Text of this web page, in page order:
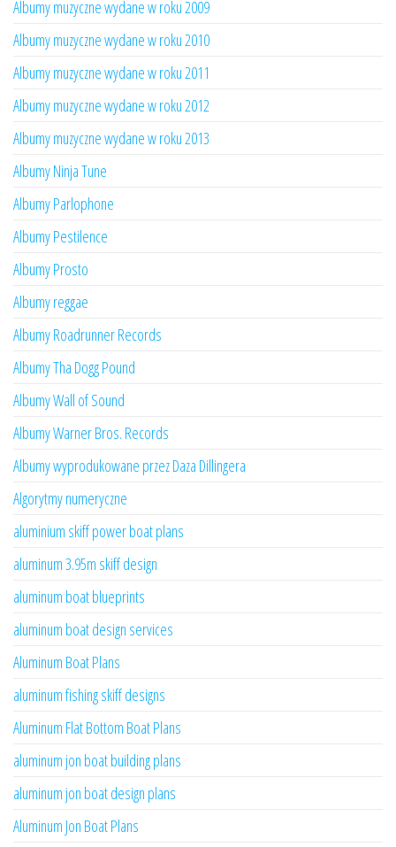
Albumy muzyczne wydane w roku 2009
Albumy muzyczne wydane w roku 2010
Albumy muzyczne wydane w roku 2011
Albumy muzyczne wydane w roku 2012
Albumy muzyczne wydane w roku 2013
Albumy Ninja Tune
Albumy Parlophone
Albumy Pestilence
Albumy Prosto
Albumy reggae
Albumy Roadrunner Records
Albumy Tha Dogg Pound
Albumy Wall of Sound
Albumy Warner Bros. Records
Albumy wyprodukowane przez Daza Dillingera
Algorytmy numeryczne
aluminium skiff power boat plans
aluminum 3.95m skiff design
aluminum boat blueprints
aluminum boat design services
Aluminum Boat Plans
aluminum fishing skiff designs
Aluminum Flat Bottom Boat Plans
aluminum jon boat building plans
aluminum jon boat design plans
Aluminum Jon Boat Plans